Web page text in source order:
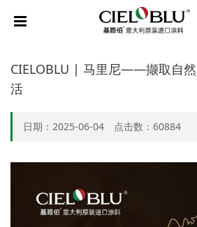
CIELOBLU | 马里尼——撷取自然
活
日期：2025-06-04 点击数： 60884